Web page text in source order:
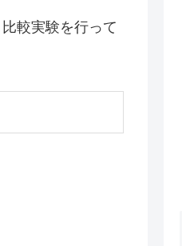
較実験を行って